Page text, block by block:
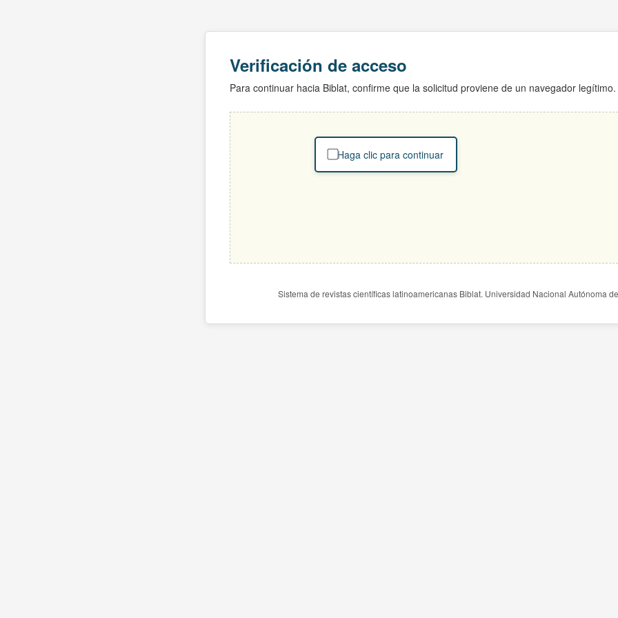
Verificación de acceso
Para continuar hacia Biblat, confirme que la solicitud proviene de un navegador legítimo.
Haga clic para continuar
Sistema de revistas científicas latinoamericanas Biblat. Universidad Nacional Autónoma